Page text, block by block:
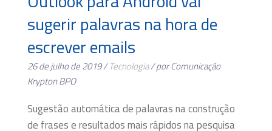
sugerir palavras na hora de
escrever emails
26 de julho de 2019 /Tecnologia/ por Comunicação
Krypton BPO
Sugestão automática de palavras na construção
de frases e resultados mais rápidos na pesquisa